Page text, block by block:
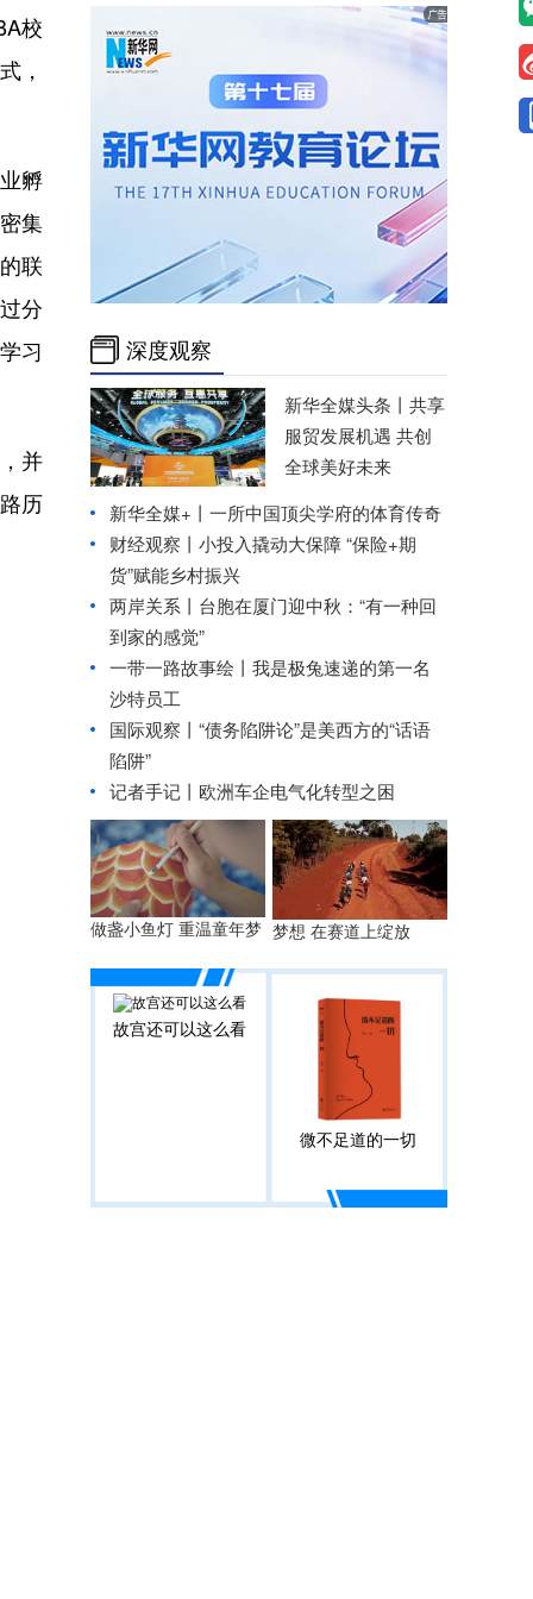
校
，
孵
集
联
分
习
并
历
深度观察
新华全媒头条丨 共享
服贸发展机遇 共创
全球美好未来
新华全媒+丨 一所中国顶尖学府的体育传奇
财经观察丨 小投入撬动大保障 “保险+期
货”赋能乡村振兴
两岸关系丨 台胞在厦门迎中秋：“有一种回
到家的感觉”
一带一路故事绘丨我是极兔速递的第一名
沙特员工
国际观察丨 “债务陷阱论”是美西方的“话语
陷阱”
记者手记丨欧洲车企电气化转型之困
做盏小鱼灯 重温童年梦 梦想 在赛道上绽放
故宫还可以这么看
微不足道的一切